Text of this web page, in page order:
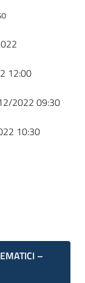
12:00
2022 09:30
10:30
–